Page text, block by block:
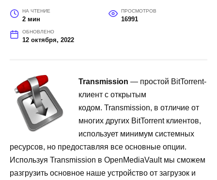
НА ЧТЕНИЕ
2 мин
ПРОСМОТРОВ
16991
ОБНОВЛЕНО
12 октября, 2022
Transmission — простой BitTorrent-
клиент c открытым
кодом. Transmission, в отличие от
многих других BitTorrent клиентов,
использует минимум системных
ресурсов, но предоставляя все основные опции.
Используя Transmission в OpenMediaVault мы сможем
разгрузить основное наше устройство от загрузок и